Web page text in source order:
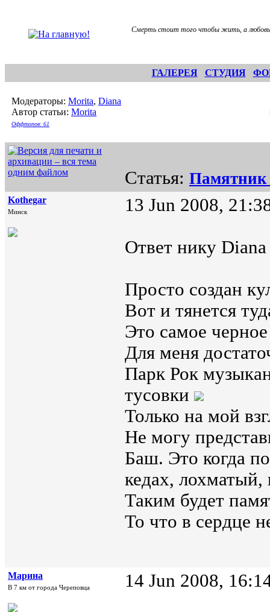
Смерть стоит того чтобы жить, а
ГАЛЕРЕЯ СТУДИЯ
Модераторы: Morita, Diana
Автор статьи: Morita
Оффтопов: 61
Статья: Памятник
Kothegar
Минск 13 Jun 2008,
Ответ нику
Просто создан
Вот и тянется
Это самое
Для меня
Парк Рок
тусовки
Только на мой
Не могу
Баш. Это когда
кедах, лохматый,
Таким будет
То что в сердце
Марина
В 7 км от города Череповца 14 Jun 2008,